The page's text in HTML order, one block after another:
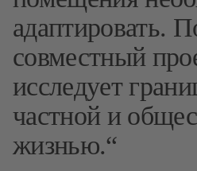
адаптировать.
совместный
исследует
частной и
жизнью.